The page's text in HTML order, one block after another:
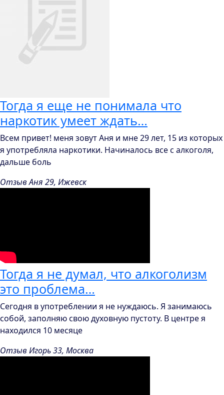
Тогда я еще не понимала что
наркотик умеет ждать…
Всем привет! меня зовут Аня и мне 29 лет, 15 из которых
я употребляла наркотики. Начиналось все с алкоголя,
дальше боль
Отзыв Аня 29, Ижевск
Тогда я не думал, что алкоголизм
это проблема…
Сегодня в употреблении я не нуждаюсь. Я занимаюсь
собой, заполняю свою духовную пустоту. В центре я
находился 10 месяце
Отзыв Игорь 33, Москва